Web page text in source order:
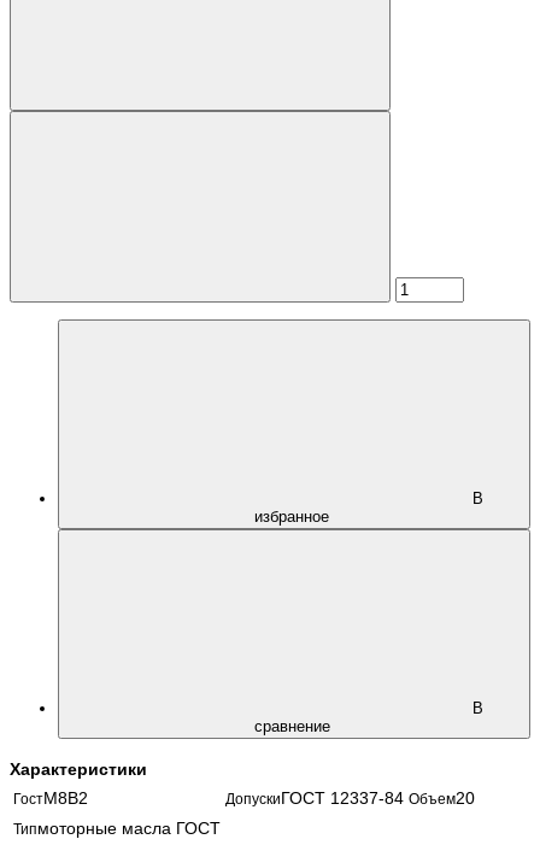
В
избранное
В
сравнение
Характеристики
ГостМ8В2 ДопускиГОСТ 12337-84 Объем20
Типмоторные масла ГОСТ